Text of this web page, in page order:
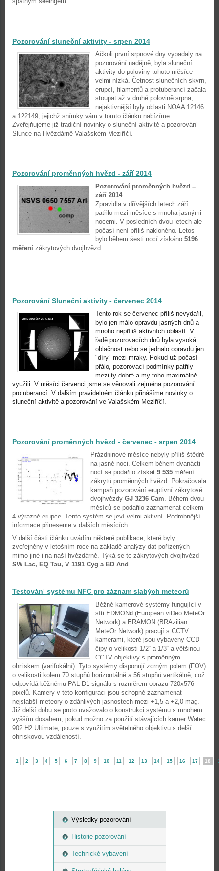
Výsledky pozorování
Historie pozorování
Technické vybavení
Pozorování sluneční aktivity - srpen 2014
Ačkoli první srpnové dny vypadaly na
pozorování nadějně, byla sluneční
aktivity do poloviny tohoto měsíce
velmi nízká. Četnost slunečních skvrn,
erupcí, filamentů a protuberancí začala
stoupat až v druhé polovině srpna,
nejaktivnější byly oblasti NOAA 12146
a 122149, jejichž snímky vám v tomto článku nabízíme.
Zveřejňujeme již tradiční novinky o sluneční aktivitě a pozorování
Slunce na Hvězdárně Valašském Meziříčí.
Pozorování proměnných hvězd - září 2014
Pozorování proměnných hvězd –
září 2014
Zpravidla v dřívějších letech září
patřilo mezi měsíce s mnoha jasnými
nocemi. V posledních dvou letech ale
počasí není příliš nakloněno. Letos
bylo během šesti nocí získáno 5196
měření zákrytových dvojhvězd.
Pozorování Sluneční aktivity - červenec 2014
Tento rok se červenec příliš nevydařil,
bylo jen málo opravdu jasných dnů a
mnoho nepříliš aktivních oblastí. V
řadě pozorovacích dnů byla vysoká
oblačnost nebo se jednalo opravdu jen
"díry" mezi mraky. Pokud už počasí
přálo, pozorovací podmínky patřily
mezi ty dobré a my toho maximálně
využili. V měsíci červenci jsme se věnovali zejména pozorování
protuberancí. V dalším pravidelném článku přinášíme novinky o
sluneční aktivitě a pozorování ve Valašském Meziříčí.
Pozorování proměnných hvězd - červenec - srpen 2014
Prázdninové měsíce nebyly příliš štědré
na jasné noci. Celkem během dvanácti
nocí se podařilo získat 9 535 měření
zákrytů proměnných hvězd. Pokračovala
kampaň pozorování eruptivní zákrytové
dvojhvězdy GJ 3236 Cam. Během dvou
měsíců se podařilo zaznamenat celkem
4 výrazné erupce. Tento systém se jeví velmi aktivní. Podrobnější
informace přineseme v dalších měsících.
V další části článku uvádím některé publikace, které byly
zveřejněny v letošním roce na základě analýzy dat pořízených
mimo jiné i na naší hvězdárně. Týká se to zákrytových dvojhvězd
SW Lac, EQ Tau, V 1191 Cyg a BD And
Testování systému NFC pro záznam slabých meteorů
Běžné kamerové systémy fungující v
síti EDMONd (European viDeo MeteOr
Network) a BRAMON (BRAzilian
MeteOr Network) pracují s CCTV
kamerami, které jsou vybaveny CCD
čipy o velikosti 1/2“ a 1/3“ a většinou
CCTV objektivy s proměnným
ohniskem (varifokální). Tyto systémy disponují zorným polem (FOV)
o velikosti kolem 70 stupňů horizontálně a 56 stupňů vertikálně, což
odpovídá běžnému PAL D1 signálu s rozměrem obrazu 720x576
pixelů. Kamery v této konfiguraci jsou schopné zaznamenat
nejslabší meteory o zdánlivých jasnostech mezi +1,5 a +2,0 mag.
Již delší dobu se proto uvažovalo o konstrukci systému s mnohem
vyšším dosahem, pokud možno za použití stávajících kamer Watec
902 H2 Ultimate, pouze s využitím světelného objektivu s delší
ohniskovou vzdáleností.
1 2 3 4 5 6 7 8 9 10 11 12 13 14 15 16 17 18